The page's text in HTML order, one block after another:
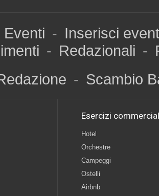
Eventi - Inserisci
- Redazionali -
- Scambio
Esercizi
Hotel
Orchestre
Campeggi
Ostelli
Airbnb